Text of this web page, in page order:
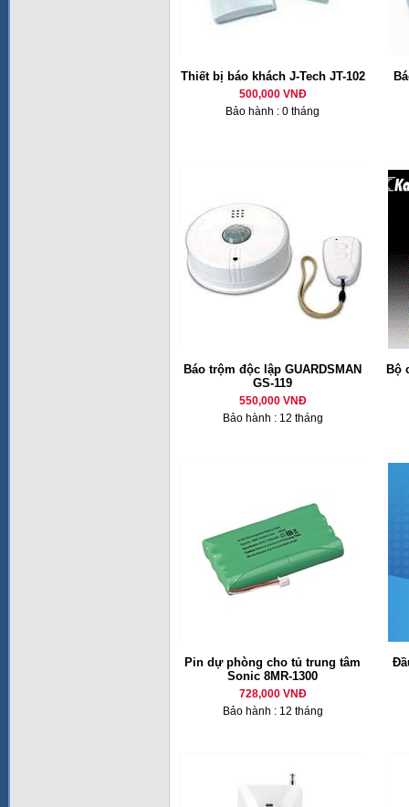
Thiết bị báo khách J-Tech JT-102
500,000 VNĐ
Bảo hành : 0 tháng
Báo trộm độc lập GUARDSMAN
GS-119
550,000 VNĐ
Bảo hành : 12 tháng
Bộ
Pin dự phòng cho tủ trung tâm
Sonic 8MR-1300
728,000 VNĐ
Bảo hành : 12 tháng